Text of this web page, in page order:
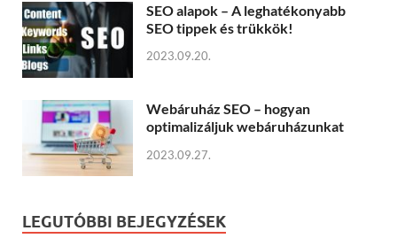
SEO alapok – A leghatékonyabb
SEO tippek és trükkök!
2023.09.20.
Webáruház SEO – hogyan
optimalizáljuk webáruházunkat
2023.09.27.
LEGUTÓBBI BEJEGYZÉSEK